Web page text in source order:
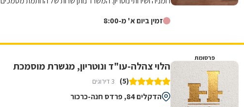
זמין ביום א' מ-8:00
פרסומת
הלוי צהלה-עו"ד ונוטריון, מגשרת מוסמכת
(5) 3 דירוגים
הדקלים 84, פרדס חנה-כרכור